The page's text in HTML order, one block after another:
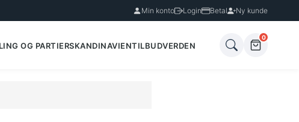
Min konto Login Betal Ny kunde
OG PARTIERSKANDINAVIENTILBUDVERDEN
0